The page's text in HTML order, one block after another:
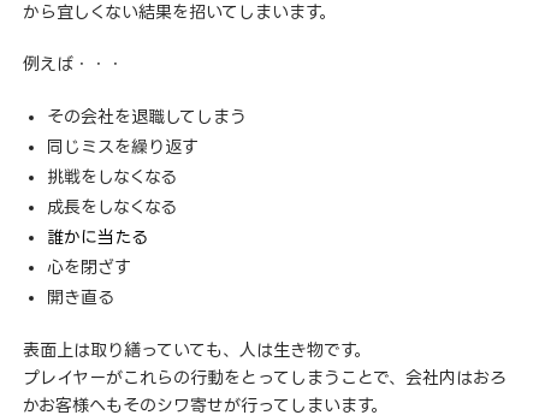
から宜しくない結果を招いてしまいます。
例えば・・・
その会社を退職してしまう
同じミスを繰り返す
挑戦をしなくなる
成長をしなくなる
誰かに当たる
心を閉ざす
開き直る
表面上は取り繕っていても、人は生き物です。
プレイヤーがこれらの行動をとってしまうことで、会社内はおろ
かお客様へもそのシワ寄せが行ってしまいます。